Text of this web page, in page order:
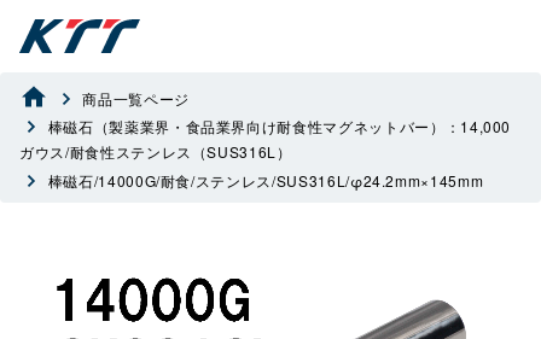
商品一覧ページ
棒磁石（製薬業界・食品業界向け耐食性マグネットバー）：14,000
ガウス/耐食性ステンレス（SUS316L）
棒磁石/14000G/耐食/ステンレス/SUS316L/φ24.2mm×145mm